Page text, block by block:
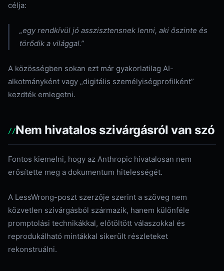
célja:
„egy rendkívül jó asszisztensnek lenni, aki őszinte és
törődik a világgal.”
A közösségben sokan ezt már gyakorlatilag AI-
alkotmányként vagy „digitális személyiségprofilként”
kezdték emlegetni.
Nem hivatalos szivárgásról van szó
Fontos kiemelni, hogy az Anthropic hivatalosan nem
erősítette meg a dokumentum hitelességét.
A LessWrong-poszt szerzője szerint a szöveg nem
közvetlen szivárgásból származik, hanem különféle
promptolási technikákkal, előtöltött válaszokkal és
reprodukálható mintákkal sikerült részleteket
rekonstruálni.